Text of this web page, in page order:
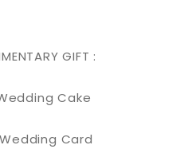
GIFT :
Cake
Card